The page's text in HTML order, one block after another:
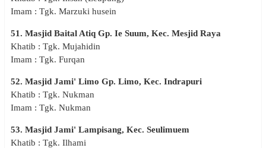
Imam : Tgk. Marzuki husein
51. Masjid Baital Atiq Gp. Ie Suum, Kec. Mesjid Raya
Khatib : Tgk. Mujahidin
Imam : Tgk. Furqan
52. Masjid Jami' Limo Gp. Limo, Kec. Indrapuri
Khatib : Tgk. Nukman
Imam : Tgk. Nukman
53. Masjid Jami' Lampisang, Kec. Seulimuem
Khatib : Tgk. Ilhami